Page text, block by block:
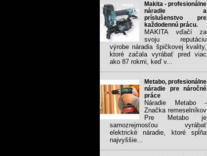
Makita - profesionálne
náradie a
príslušenstvo pre
každodennú prácu.
MAKITA vďačí za
svoju reputáciu
výrobe náradia špičkovej kvality,
ktoré začala vyrábať pred viac
ako 87 rokmi, keď v...
Metabo, profesionálne
náradie pre náročné
práce
Náradie Metabo -
Značka remeselníkov
Pre Metabo je
samozrejmosťou vyrábať
elektrické náradie, ktoré spĺňa
najvyššie...